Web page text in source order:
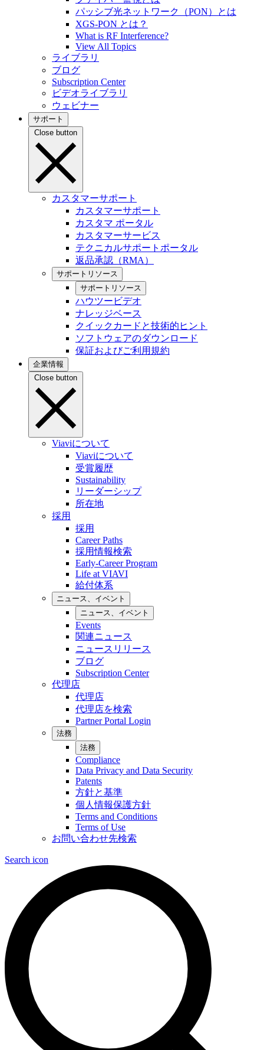
パッシブ光ネットワーク（PON）とは
XGS-PON とは？
What is RF Interference?
View All Topics
ライブラリ
ブログ
Subscription Center
ビデオライブラリ
ウェビナー
サポート
Close button
カスタマーサポート
カスタマーサポート
カスタマ ポータル
カスタマーサービス
テクニカルサポートポータル
返品承認（RMA）
サポートリソース
サポートリソース
ハウツービデオ
ナレッジベース
クイックカードと技術的ヒント
ソフトウェアのダウンロード
保証およびご利用規約
企業情報
Close button
Viaviについて
Viaviについて
受賞履歴
Sustainability
リーダーシップ
所在地
採用
採用
Career Paths
採用情報検索
Early-Career Program
Life at VIAVI
給付体系
ニュース、イベント
ニュース、イベント
Events
関連ニュース
ニュースリリース
ブログ
Subscription Center
代理店
代理店
代理店を検索
Partner Portal Login
法務
法務
Compliance
Data Privacy and Data Security
Patents
方針と基準
個人情報保護方針
Terms and Conditions
Terms of Use
お問い合わせ先検索
Search icon